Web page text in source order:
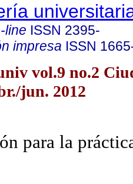
line ISSN 2395-
impresa ISSN
vol.9 no.2
jun. 2012
para la